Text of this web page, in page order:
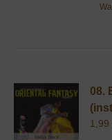
08.
1,99